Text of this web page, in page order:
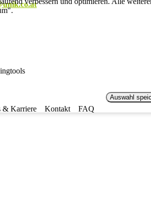
Auswahl
& Karriere Kontakt
FAQ